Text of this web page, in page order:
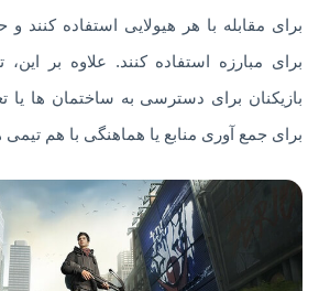
برای مقابله با هر هیولایی استفاده کنند
برای مبارزه استفاده کنند. علاوه بر
بازیکنان برای دسترسی به ساختمان ها یا
برای جمع آوری منابع یا هماهنگی با هم